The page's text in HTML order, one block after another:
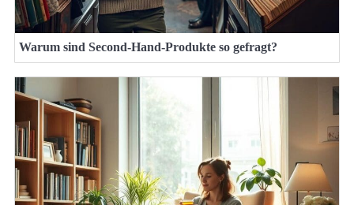
Warum sind Second-Hand-Produkte so gefragt?